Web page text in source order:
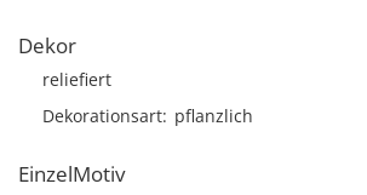
Dekor
reliefiert
Dekorationsart pflanzlich
EinzelMotiv